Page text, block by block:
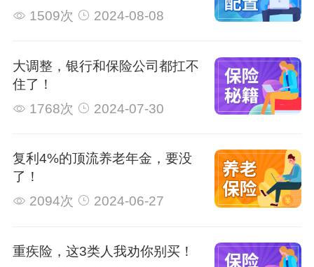
1509次
2024-08-08
大调整，银行和保险公司都扛不
住了！
1768次
2024-07-30
复利4%的顶流养老年金，要没
了！
2094次
2024-06-27
重疾险，这3类人我劝你别买！